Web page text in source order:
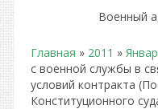
Военный
Главная » 2011 »
с военной службы в
условий контракта
Конституционного